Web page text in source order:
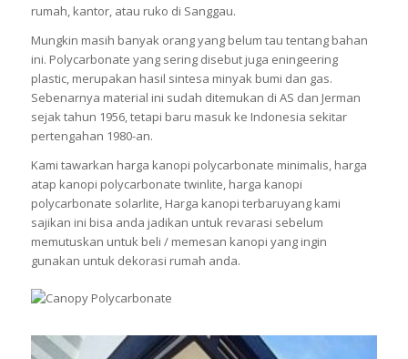
rumah, kantor, atau ruko di Sanggau.
Mungkin masih banyak orang yang belum tau tentang bahan
ini. Polycarbonate yang sering disebut juga eningeering
plastic, merupakan hasil sintesa minyak bumi dan gas.
Sebenarnya material ini sudah ditemukan di AS dan Jerman
sejak tahun 1956, tetapi baru masuk ke Indonesia sekitar
pertengahan 1980-an.
Kami tawarkan harga kanopi polycarbonate minimalis, harga
atap kanopi polycarbonate twinlite, harga kanopi
polycarbonate solarlite, Harga kanopi terbaruyang kami
sajikan ini bisa anda jadikan untuk revarasi sebelum
memutuskan untuk beli / memesan kanopi yang ingin
gunakan untuk dekorasi rumah anda.